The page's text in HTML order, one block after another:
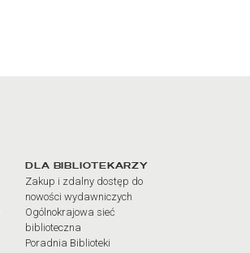
DLA BIBLIOTEKARZY
Zakup i zdalny dostęp do
nowości wydawniczych
Ogólnokrajowa sieć
biblioteczna
Poradnia Biblioteki